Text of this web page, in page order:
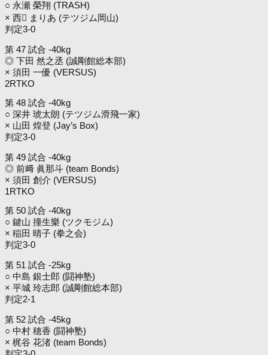
○ 永瀬 榮翔 (TRASH)
× 西 まりあ (テツジム岡山)
判定3-0
第 47 試合 -40kg
◎ 下田 然之丞 (誠剛館総本部)
× 須田 一優 (VERSUS)
2RTKO
第 48 試合 -40kg
○ 深井 琥太朗 (テツジム滑飛一家)
× 山田 煌登 (Jay’s Box)
判定3-0
第 49 試合 -40kg
◎ 前﨑 眞那斗 (team Bonds)
× 須田 創介 (VERSUS)
1RTKO
第 50 試合 -40kg
○ 鍵山 撞生樂 (ツクモジム)
× 稲田 晴子 (拳之会)
判定3-0
第 51 試合 -25kg
○ 中島 銀士郎 (闘神塾)
× 平城 玲志郎 (誠剛館総本部)
判定2-1
第 52 試合 -45kg
○ 中村 穂香 (闘神塾)
× 梶谷 花渚 (team Bonds)